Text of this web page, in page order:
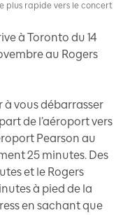
plus rapide vers le concert
à Toronto du 14
au Rogers
à vous débarrasser
de l’aéroport vers
Pearson au
25 minutes. Des
et le Rogers
à pied de la
en sachant que